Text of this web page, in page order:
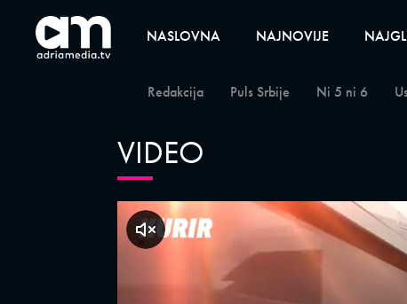
NASLOVNA NAJNOVIJE
Redakcija Puls Srbije Ni 5 ni 6
VIDEO
klikni za zvuk